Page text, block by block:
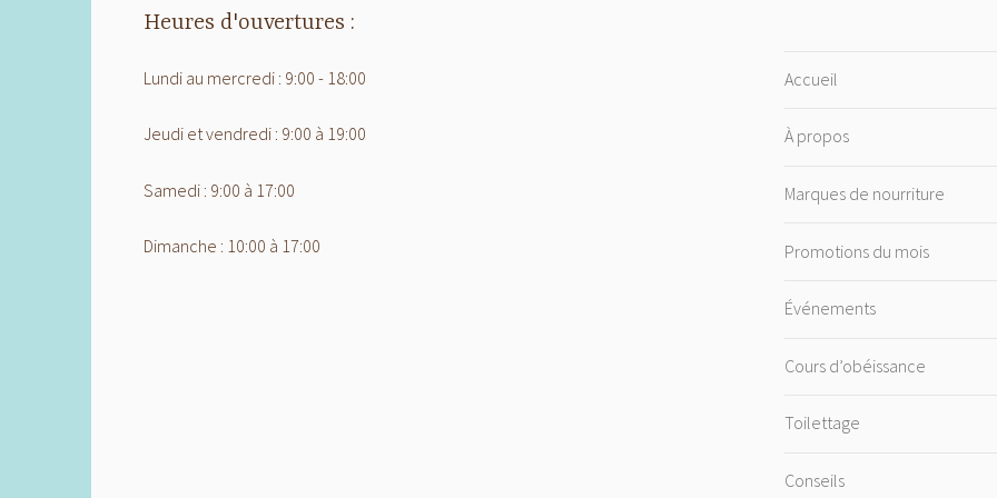
Heures d'ouvertures :
Lundi au mercredi : 9:00 - 18:00
Jeudi et vendredi : 9:00 à 19:00
Samedi : 9:00 à 17:00
Dimanche : 10:00 à 17:00
Accueil
À propos
Marques de nourriture
Promotions du mois
Événements
Cours d’obéissance
Toilettage
Conseils